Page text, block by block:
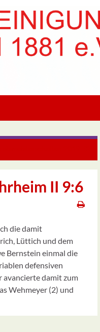
II 9:6
die damit
Lüttich und dem
Bernstein einmal die
defensiven
avancierte damit zum
Wehmeyer (2) und